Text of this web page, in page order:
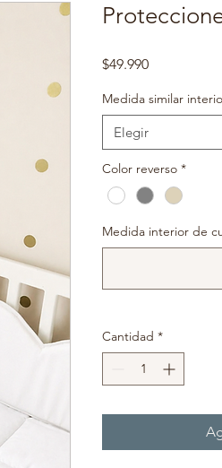
$49.990Precio
Medida similar
Elegir
Color reverso *
Medida interior de
Cantidad *